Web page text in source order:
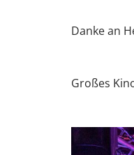
Danke an
Großes